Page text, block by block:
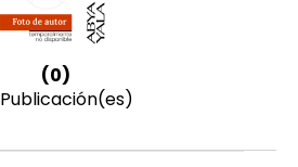
(0)
Publicación(es)